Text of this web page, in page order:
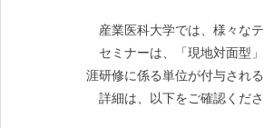
産業医科大学では、様々な
セミナーは、「現地対面型
涯研修に係る単位が付与される
詳細は、以下をご確認くださ